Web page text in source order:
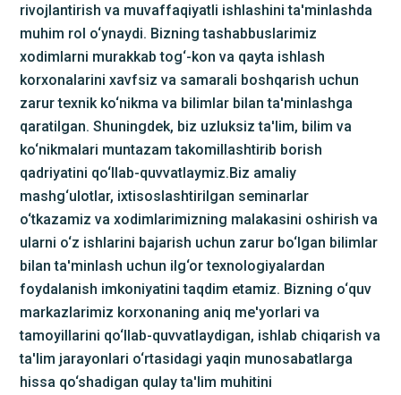
rivojlantirish va muvaffaqiyatli ishlashini ta'minlashda
muhim rol o‘ynaydi. Bizning tashabbuslarimiz
xodimlarni murakkab tog‘-kon va qayta ishlash
korxonalarini xavfsiz va samarali boshqarish uchun
zarur texnik ko‘nikma va bilimlar bilan ta'minlashga
qaratilgan. Shuningdek, biz uzluksiz ta'lim, bilim va
ko‘nikmalari muntazam takomillashtirib borish
qadriyatini qo‘llab-quvvatlaymiz.Biz amaliy
mashg‘ulotlar, ixtisoslashtirilgan seminarlar
o‘tkazamiz va xodimlarimizning malakasini oshirish va
ularni o‘z ishlarini bajarish uchun zarur bo‘lgan bilimlar
bilan ta'minlash uchun ilg‘or texnologiyalardan
foydalanish imkoniyatini taqdim etamiz. Bizning o‘quv
markazlarimiz korxonaning aniq me'yorlari va
tamoyillarini qo‘llab-quvvatlaydigan, ishlab chiqarish va
ta'lim jarayonlari o‘rtasidagi yaqin munosabatlarga
hissa qo‘shadigan qulay ta'lim muhitini